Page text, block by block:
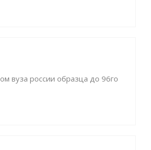
вуза россии образца до 96го